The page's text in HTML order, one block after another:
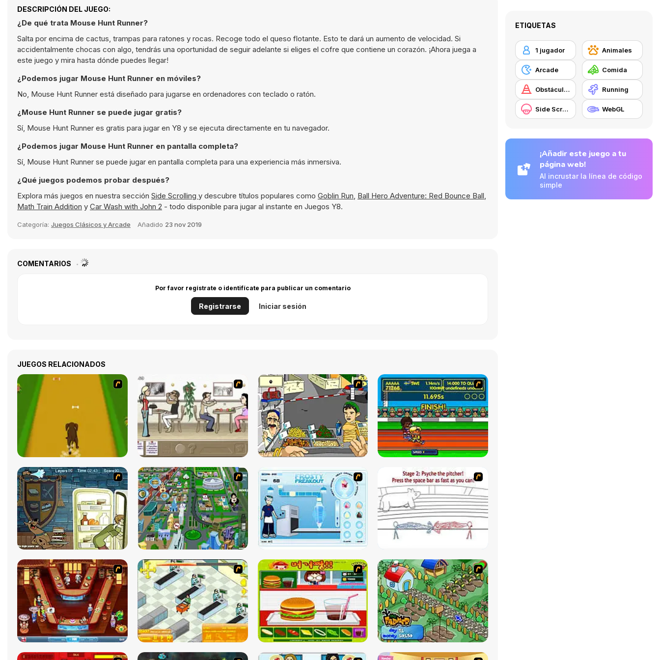
DESCRIPCIÓN DEL JUEGO:
¿De qué trata Mouse Hunt Runner?
Salta por encima de cactus, trampas para ratones y rocas. Recoge todo el queso flotante. Esto te dará un aumento de velocidad. Si
accidentalmente chocas con algo, tendrás una oportunidad de seguir adelante si eliges el cofre que contiene un corazón. ¡Ahora juega a
este juego y mira hasta dónde puedes llegar!
¿Podemos jugar Mouse Hunt Runner en móviles?
No, Mouse Hunt Runner está diseñado para jugarse en ordenadores con teclado o ratón.
¿Mouse Hunt Runner se puede jugar gratis?
Sí, Mouse Hunt Runner es gratis para jugar en Y8 y se ejecuta directamente en tu navegador.
¿Podemos jugar Mouse Hunt Runner en pantalla completa?
Sí, Mouse Hunt Runner se puede jugar en pantalla completa para una experiencia más inmersiva.
¿Qué juegos podemos probar después?
Explora más juegos en nuestra sección Side Scrolling y descubre títulos populares como Goblin Run, Ball Hero Adventure: Red Bounce Ball,
Math Train Addition y Car Wash with John 2 - todo disponible para jugar al instante en Juegos Y8.
Categoría: Juegos Clásicos y Arcade Añadido 23 nov 2019
COMENTARIOS
Por favor regístrate o identifícate para publicar un comentario
Registrarse Iniciar sesión
JUEGOS RELACIONADOS
ETIQUETAS
1 jugador Animales
Arcade Comida
Obstáculos Running
Side Scrolling WebGL
¡Añadir este juego a tu
página web!
Al incrustar la línea de código
simple